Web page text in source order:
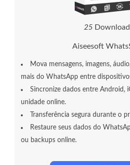
29
Aiseesoft
Mova mensagens, imagens,
mais do WhatsApp entre
Sincronize dados entre Android,
unidade online.
Transferência segura durante o
Restaure seus dados do
ou backups online.